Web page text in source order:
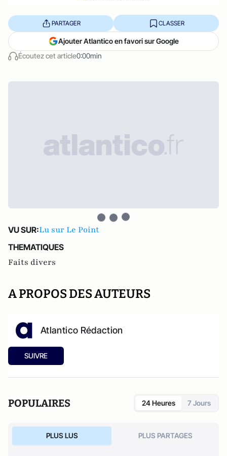
Écoutez cet article0:00min
PARTAGER CLASSER
Ajouter Atlantico en favori sur Google
VU SUR:Lu sur Le Point
THEMATIQUES
Faits divers
A PROPOS DES AUTEURS
Atlantico Rédaction
SUIVRE
POPULAIRES 24 Heures 7 Jours
PLUS LUS PLUS PARTAGES